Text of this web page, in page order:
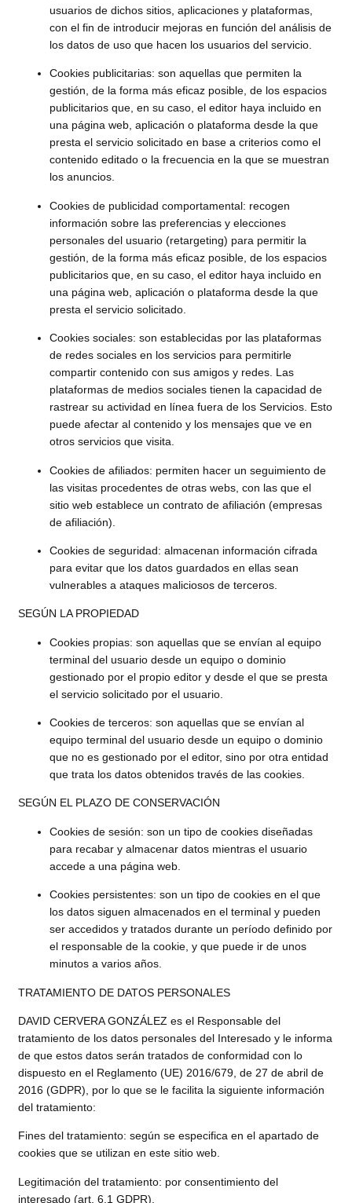
usuarios de dichos sitios, aplicaciones y plataformas,
con el fin de introducir mejoras en función del análisis de
los datos de uso que hacen los usuarios del servicio.
Cookies publicitarias: son aquellas que permiten la
gestión, de la forma más eficaz posible, de los espacios
publicitarios que, en su caso, el editor haya incluido en
una página web, aplicación o plataforma desde la que
presta el servicio solicitado en base a criterios como el
contenido editado o la frecuencia en la que se muestran
los anuncios.
Cookies de publicidad comportamental: recogen
información sobre las preferencias y elecciones
personales del usuario (retargeting) para permitir la
gestión, de la forma más eficaz posible, de los espacios
publicitarios que, en su caso, el editor haya incluido en
una página web, aplicación o plataforma desde la que
presta el servicio solicitado.
Cookies sociales: son establecidas por las plataformas
de redes sociales en los servicios para permitirle
compartir contenido con sus amigos y redes. Las
plataformas de medios sociales tienen la capacidad de
rastrear su actividad en línea fuera de los Servicios. Esto
puede afectar al contenido y los mensajes que ve en
otros servicios que visita.
Cookies de afiliados: permiten hacer un seguimiento de
las visitas procedentes de otras webs, con las que el
sitio web establece un contrato de afiliación (empresas
de afiliación).
Cookies de seguridad: almacenan información cifrada
para evitar que los datos guardados en ellas sean
vulnerables a ataques maliciosos de terceros.
SEGÚN LA PROPIEDAD
Cookies propias: son aquellas que se envían al equipo
terminal del usuario desde un equipo o dominio
gestionado por el propio editor y desde el que se presta
el servicio solicitado por el usuario.
Cookies de terceros: son aquellas que se envían al
equipo terminal del usuario desde un equipo o dominio
que no es gestionado por el editor, sino por otra entidad
que trata los datos obtenidos través de las cookies.
SEGÚN EL PLAZO DE CONSERVACIÓN
Cookies de sesión: son un tipo de cookies diseñadas
para recabar y almacenar datos mientras el usuario
accede a una página web.
Cookies persistentes: son un tipo de cookies en el que
los datos siguen almacenados en el terminal y pueden
ser accedidos y tratados durante un período definido por
el responsable de la cookie, y que puede ir de unos
minutos a varios años.
TRATAMIENTO DE DATOS PERSONALES
DAVID CERVERA GONZÁLEZ es el Responsable del
tratamiento de los datos personales del Interesado y le informa
de que estos datos serán tratados de conformidad con lo
dispuesto en el Reglamento (UE) 2016/679, de 27 de abril de
2016 (GDPR), por lo que se le facilita la siguiente información
del tratamiento:
Fines del tratamiento: según se especifica en el apartado de
cookies que se utilizan en este sitio web.
Legitimación del tratamiento: por consentimiento del
interesado (art. 6.1 GDPR).